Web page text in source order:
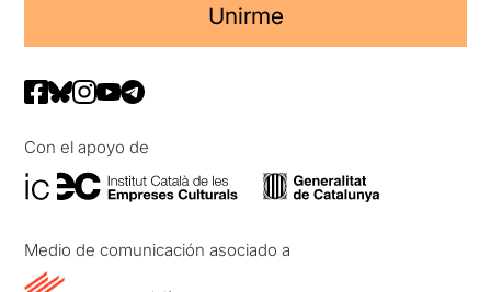
Unirme
Con el apoyo de
Medio de comunicación asociado a